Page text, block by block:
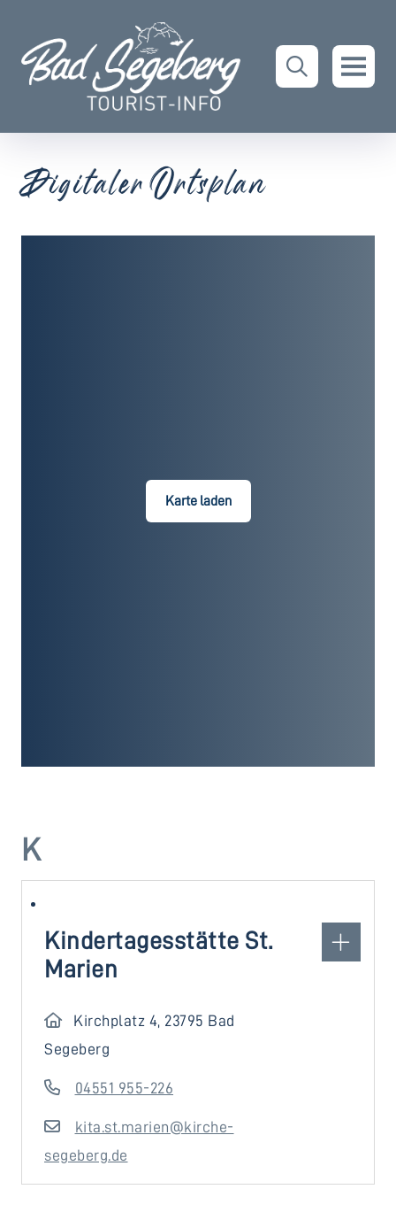
Digitaler Ortsplan
Karte laden
K
Kindertagesstätte St.
Marien
Kirchplatz 4, 23795 Bad
Segeberg
04551 955-226
kita.st.marien@kirche-
segeberg.de